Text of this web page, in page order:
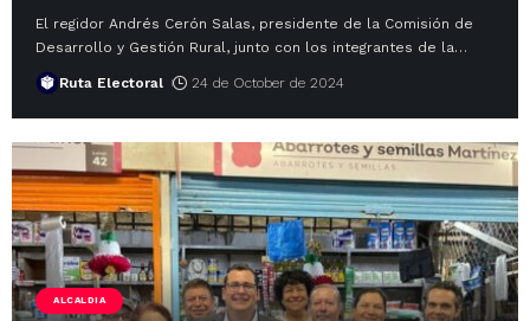
El regidor Andrés Cerón Salas, presidente de la Comisión de
Desarrollo y Gestión Rural, junto con los integrantes de la…
Ruta Electoral 24 de October de 2024
ALCALDIA